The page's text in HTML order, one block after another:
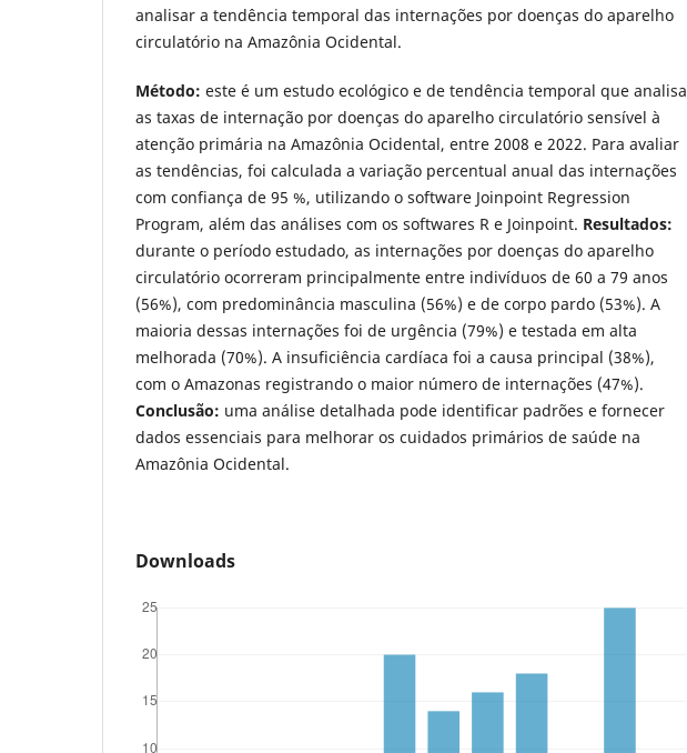
analisar a tendência temporal das internações por doenças do aparelho
circulatório na Amazônia Ocidental.
Método: este é um estudo ecológico e de tendência temporal que analisa
as taxas de internação por doenças do aparelho circulatório sensível à
atenção primária na Amazônia Ocidental, entre 2008 e 2022. Para avaliar
as tendências, foi calculada a variação percentual anual das internações
com confiança de 95 %, utilizando o software Joinpoint Regression
Program, além das análises com os softwares R e Joinpoint. Resultados:
durante o período estudado, as internações por doenças do aparelho
circulatório ocorreram principalmente entre indivíduos de 60 a 79 anos
(56%), com predominância masculina (56%) e de corpo pardo (53%). A
maioria dessas internações foi de urgência (79%) e testada em alta
melhorada (70%). A insuficiência cardíaca foi a causa principal (38%),
com o Amazonas registrando o maior número de internações (47%).
Conclusão: uma análise detalhada pode identificar padrões e fornecer
dados essenciais para melhorar os cuidados primários de saúde na
Amazônia Ocidental.
Downloads